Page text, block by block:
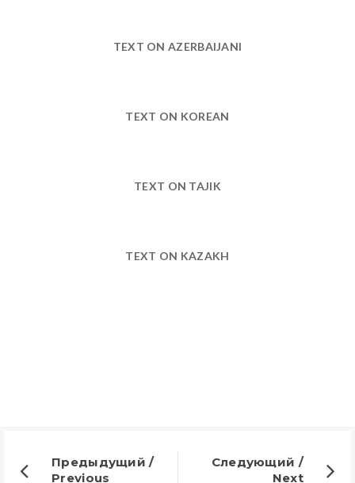
TEXT ON AZERBAIJANI
TEXT ON KOREAN
TEXT ON TAJIK
TEXT ON KAZAKH
Предыдущий /
Previous
Следующий /
Next